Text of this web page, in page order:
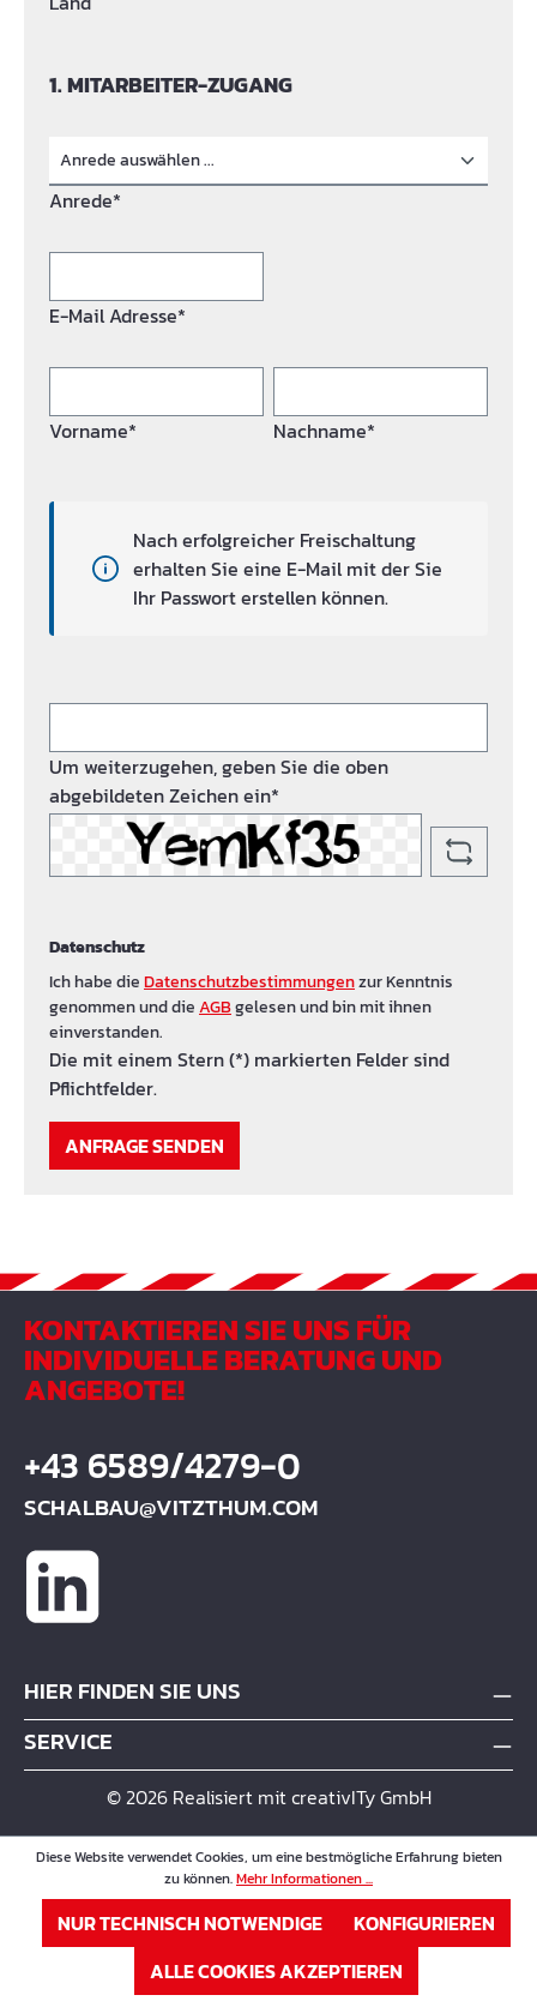
1. MITARBEITER-ZUGANG
Anrede*
E-Mail Adresse*
Vorname* Nachname*
Nach erfolgreicher Freischaltung
erhalten Sie eine E-Mail mit der Sie
Ihr Passwort erstellen können.
Um weiterzugehen, geben Sie die oben
abgebildeten Zeichen ein*
Datenschutz
Ich habe dieDatenschutzbestimmungenzur Kenntnis
genommen und dieAGBgelesen und bin mit ihnen
einverstanden.
Die mit einem Stern (*) markierten Felder sind
Pflichtfelder.
ANFRAGE SENDEN
KONTAKTIEREN SIE UNS FÜR
INDIVIDUELLE BERATUNG UND
ANGEBOTE!
+43 6589/4279-0
SCHALBAU@VITZTHUM.COM
HIER FINDEN SIE UNS
SERVICE
© 2026 Realisiert mit creativITy GmbH
Diese Website verwendet Cookies, um eine bestmögliche Erfahrung bieten
zu können.Mehr Informationen ...
NUR TECHNISCH NOTWENDIGE
KONFIGURIEREN
ALLE COOKIES AKZEPTIEREN